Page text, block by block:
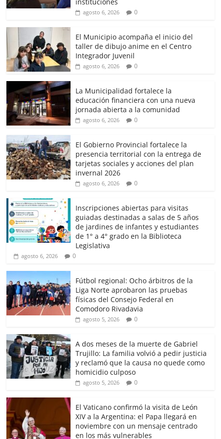
agosto 6, 2026 0
El Municipio acompaña el inicio del
taller de dibujo anime en el Centro
Integrador Juvenil
agosto 6, 2026 0
La Municipalidad fortalece la
educación financiera con una nueva
jornada abierta a la comunidad
agosto 6, 2026 0
El Gobierno Provincial fortalece la
presencia territorial con la entrega de
tarjetas sociales y acciones del plan
invernal 2026
agosto 6, 2026 0
Inscripciones abiertas para visitas
guiadas destinadas a salas de 5 años
de jardines de infantes y estudiantes
de 1° a 4° grado en la Biblioteca
Legislativa
agosto 6, 2026 0
Fútbol regional: Ocho árbitros de la
Liga Norte aprobaron las pruebas
físicas del Consejo Federal en
Comodoro Rivadavia
agosto 5, 2026 0
A dos meses de la muerte de Gabriel
Trujillo: La familia volvió a pedir justicia
y reclamó que la causa no quede como
homicidio culposo
agosto 5, 2026 0
El Vaticano confirmó la visita de León
XIV a la Argentina: el Papa llegará en
noviembre con un mensaje centrado
en los más vulnerables